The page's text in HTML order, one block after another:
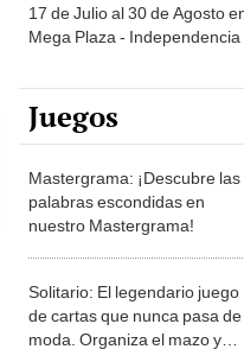
17 de Julio al 30 de Agosto
Mega Plaza - Independencia
Juegos
Mastergrama: ¡Descubre las
palabras escondidas en
nuestro Mastergrama!
Solitario: El legendario juego
de cartas que nunca pasa de
moda. Organiza el mazo y